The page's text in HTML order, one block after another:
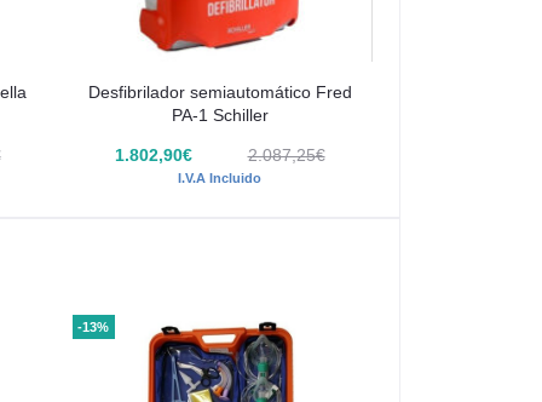
Desfibrilador semiautomático Fred
PA-1 Schiller
1.802,90€ 2.087,25€
I.V.A Incluido
-13%